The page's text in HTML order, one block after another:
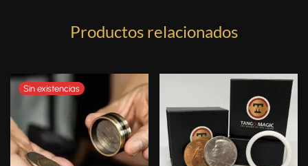
Productos relacionados